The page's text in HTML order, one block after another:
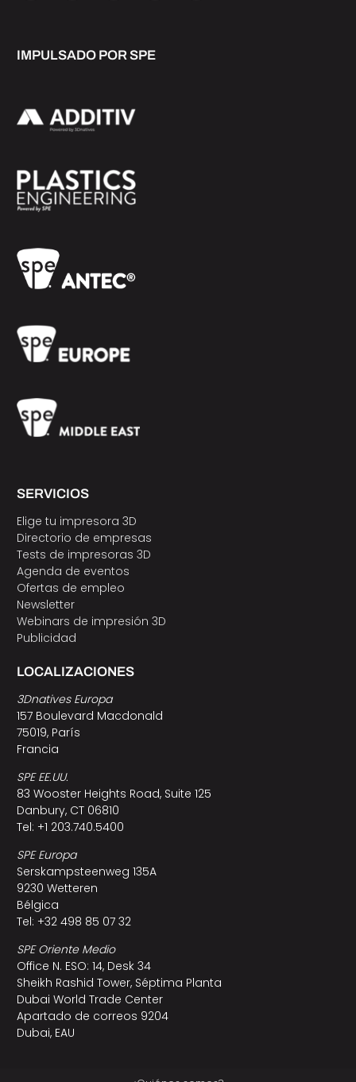
IMPULSADO POR SPE
SERVICIOS
Elige tu impresora 3D
Directorio de empresas
Tests de impresoras 3D
Agenda de eventos
Ofertas de empleo
Newsletter
Webinars de impresión 3D
Publicidad
LOCALIZACIONES
3Dnatives Europa
157 Boulevard Macdonald
75019, París
Francia
SPE EE.UU.
83 Wooster Heights Road, Suite 125
Danbury, CT 06810
Tel: +1 203.740.5400
SPE Europa
Serskampsteenweg 135A
9230 Wetteren
Bélgica
Tel: +32 498 85 07 32
SPE Oriente Medio
Office N. ESO: 14, Desk 34
Sheikh Rashid Tower, Séptima Planta
Dubai World Trade Center
Apartado de correos 9204
Dubai, EAU